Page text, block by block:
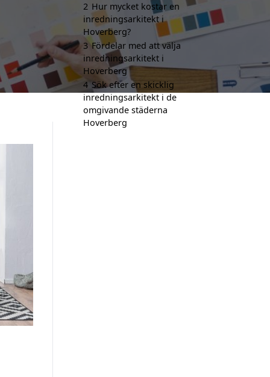
2 Hur mycket kostar en
inredningsarkitekt i
Hoverberg?
3 Fördelar med att välja
inredningsarkitekt i
Hoverberg
4 Sök efter en skicklig
inredningsarkitekt i de
omgivande städerna
Hoverberg